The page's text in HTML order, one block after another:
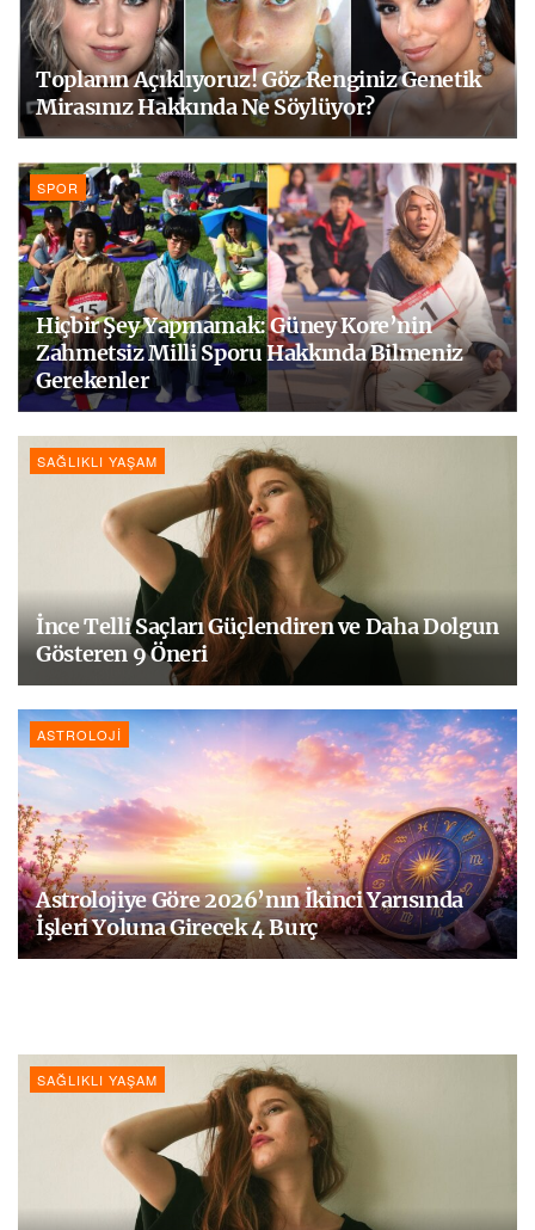
Toplanın Açıklıyoruz! Göz Renginiz Genetik
Mirasınız Hakkında Ne Söylüyor?
SPOR
Hiçbir Şey Yapmamak: Güney Kore’nin
Zahmetsiz Milli Sporu Hakkında Bilmeniz
Gerekenler
SAĞLIKLI YAŞAM
İnce Telli Saçları Güçlendiren ve Daha Dolgun
Gösteren 9 Öneri
ASTROLOJI
Astrolojiye Göre 2026’nın İkinci Yarısında
İşleri Yoluna Girecek 4 Burç
SAĞLIKLI YAŞAM